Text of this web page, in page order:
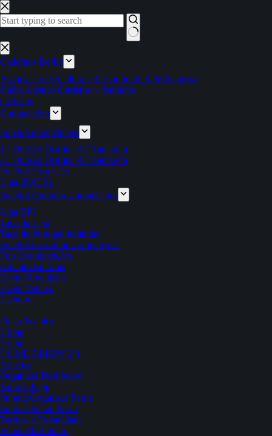
Pular
para
o
Sem
resultados
Cadernos Derby
Associação de Cultura e Desporto de Vale Travesso
Clube Atlético Ouriense – feminino
Ciclismo
Competições
Futebol competições
1.ª Divisão Distrital AF Santarém
2.ª Divisão Distrital AF Santarém
Futebol Formação
Liga INATEL
Futebol Feminino competições
Liga BPI
Taça da Liga
Taça de Portugal feminina
Futebol masculino competições
Futsal competições
Estatuto Editorial
Event Organizers
Event Venues
Eventos
Ficha Técnica
Home
Home
HOME DERBY 2.0
Notícias
Organizer Dashboard
Sample Page
Submit Organizer Form
Submit Venue Form
Termos e Privacidade
Venue Dashboard